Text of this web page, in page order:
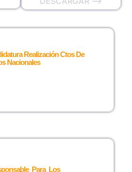
Realización Ctos De
Nacionales
Para Los